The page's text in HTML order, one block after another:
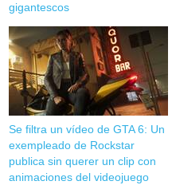
gigantescos
Se filtra un vídeo de GTA 6: Un
exempleado de Rockstar
publica sin querer un clip con
animaciones del videojuego